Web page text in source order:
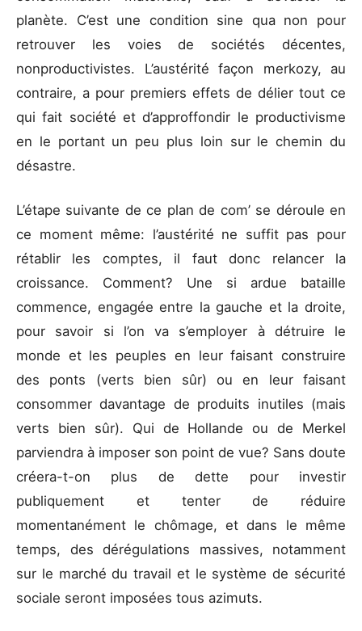
planète. C’est une condition sine qua non pour
retrouver les voies de sociétés décentes,
nonproductivistes. L’austérité façon merkozy, au
contraire, a pour premiers effets de délier tout ce
qui fait société et d’approffondir le productivisme
en le portant un peu plus loin sur le chemin du
désastre.
L’étape suivante de ce plan de com’ se déroule en
ce moment même: l’austérité ne suffit pas pour
rétablir les comptes, il faut donc relancer la
croissance. Comment? Une si ardue bataille
commence, engagée entre la gauche et la droite,
pour savoir si l’on va s’employer à détruire le
monde et les peuples en leur faisant construire
des ponts (verts bien sûr) ou en leur faisant
consommer davantage de produits inutiles (mais
verts bien sûr). Qui de Hollande ou de Merkel
parviendra à imposer son point de vue? Sans doute
créera-t-on plus de dette pour investir
publiquement et tenter de réduire
momentanément le chômage, et dans le même
temps, des dérégulations massives, notamment
sur le marché du travail et le système de sécurité
sociale seront imposées tous azimuts.